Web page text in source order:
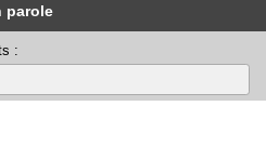
parole
: